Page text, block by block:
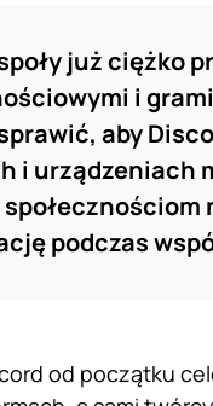
już ciężko
i
aby
i urządzeniach
podczas
od początku